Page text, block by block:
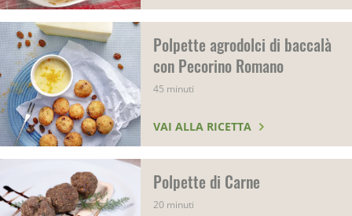
Polpette agrodolci di baccalà
con Pecorino Romano
45 minuti
VAI ALLA RICETTA
Polpette di Carne
20 minuti